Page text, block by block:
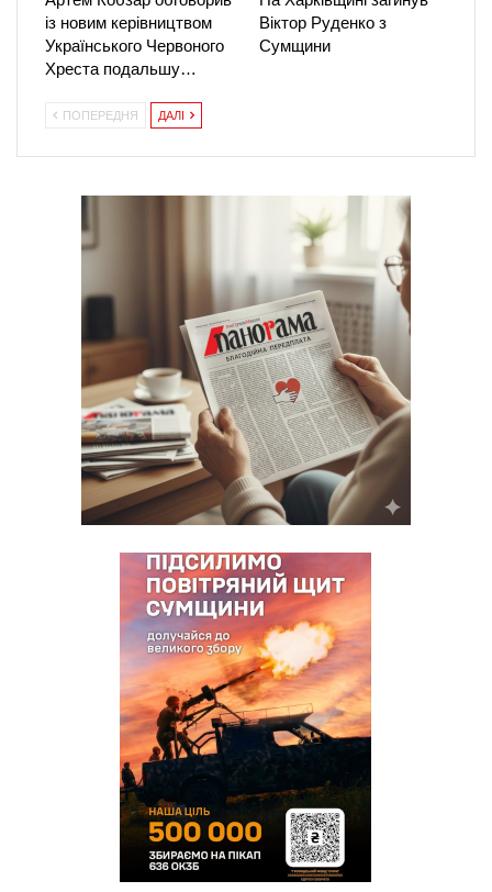
із новим керівництвом
Українського Червоного
Хреста подальшу…
Віктор Руденко з
Сумщини
ПОПЕРЕДНЯ ДАЛІ